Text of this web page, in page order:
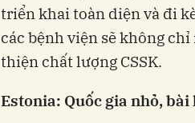
triển khai toàn diện và đi
các bệnh viện sẽ không
thiện chất lượng CSSK.
Estonia: Quốc gia nhỏ, bài